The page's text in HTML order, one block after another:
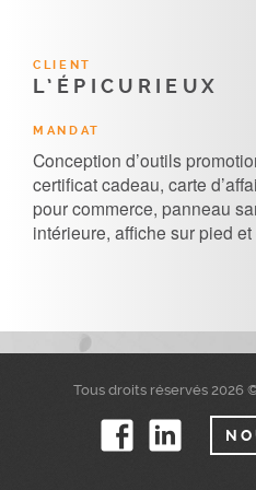
CLIENT
L’ÉPICURIEUX
MANDAT
Conception d’outils
certificat cadeau, carte
pour commerce, panneau
intérieure, affiche sur pied
Tous droits réservés 2026